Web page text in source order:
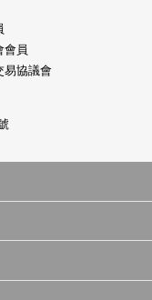
會員
易協議會